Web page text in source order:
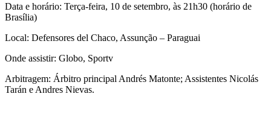
Data e horário: Terça-feira, 10 de setembro, às 21h30 (horário de
Brasília)
Local: Defensores del Chaco, Assunção – Paraguai
Onde assistir: Globo, Sportv
Arbitragem: Árbitro principal Andrés Matonte; Assistentes Nicolás
Tarán e Andres Nievas.